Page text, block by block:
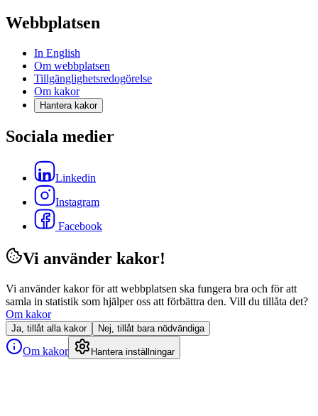
Webbplatsen
In English
Om webbplatsen
Tillgänglighetsredogörelse
Om kakor
Hantera kakor
Sociala medier
Linkedin
Instagram
Facebook
Vi använder kakor!
Vi använder kakor för att webbplatsen ska fungera bra och för att
samla in statistik som hjälper oss att förbättra den. Vill du tillåta det?
Om kakor
Ja, tillåt alla kakor Nej, tillåt bara nödvändiga
Om kakor Hantera inställningar